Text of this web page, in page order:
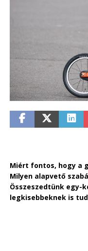
Miért fontos, hogy a
Milyen alapvető
Összeszedtünk egy-
legkisebbeknek is